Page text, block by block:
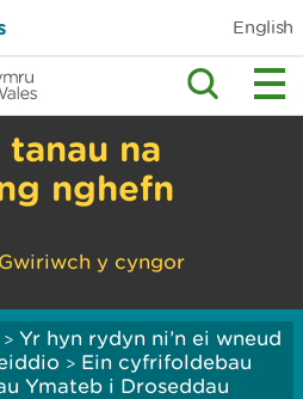
English
na
nghefn
y cyngor
> Yr hyn rydyn ni’n ei wneud
> Ein cyfrifoldebau
Ymateb i Droseddau